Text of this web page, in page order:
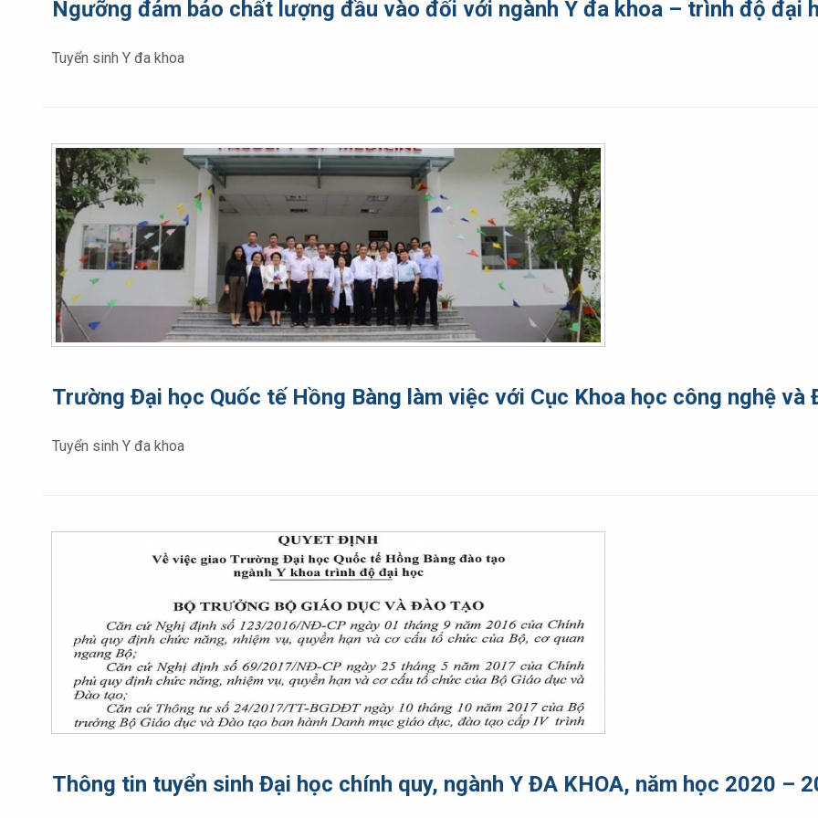
Ngưỡng đảm bảo chất lượng đầu vào đối với ngành Y đa khoa – trình độ đại
Tuyển sinh Y đa khoa
Trường Đại học Quốc tế Hồng Bàng làm việc với Cục Khoa học công nghệ và
Tuyển sinh Y đa khoa
Thông tin tuyển sinh Đại học chính quy, ngành Y ĐA KHOA, năm học 2020 –